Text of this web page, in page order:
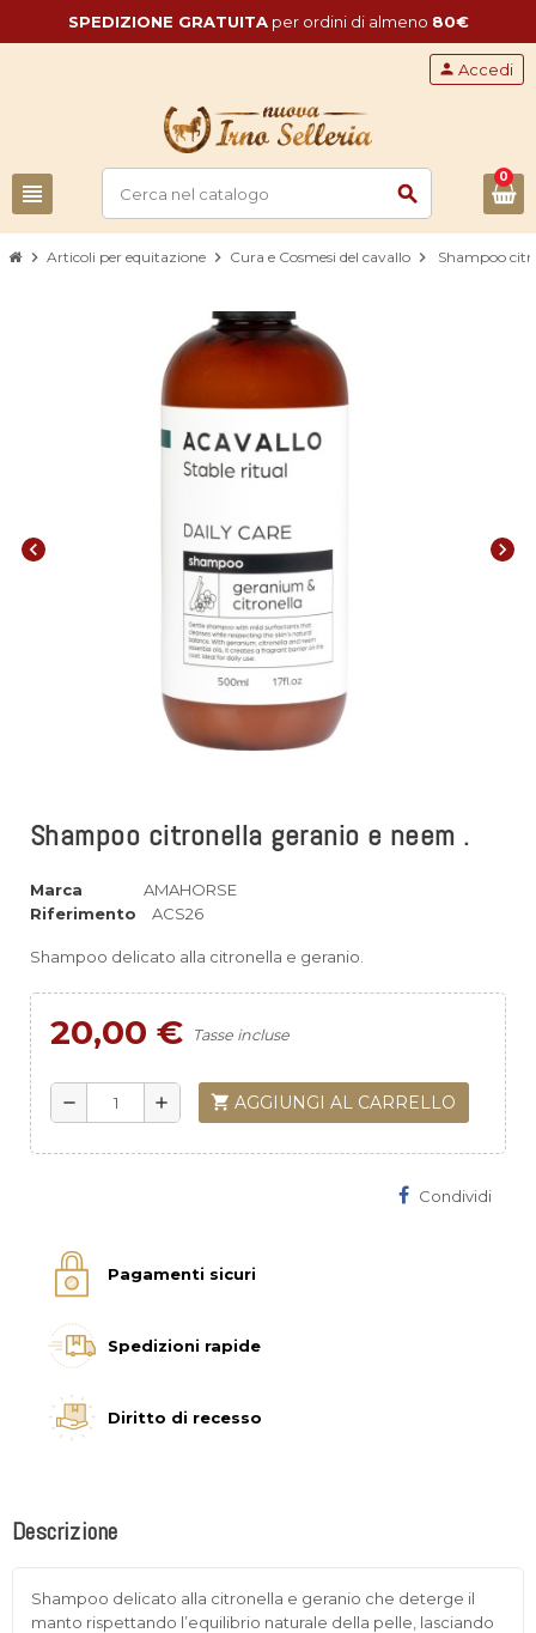
SPEDIZIONE GRATUITAper ordini di almeno 80€
view_headline search
person Accedi
0
chevron_right Articoli per equitazione chevron_right Cura e Cosmesi del cavallo chevron_right Shampoo
chevron_left chevron_right
Shampoo citronella geranio e neem .
Marca
AMAHORSE
Riferimento
ACS26
Shampoo delicato alla citronella e geranio.
20,00 € Tasse incluse
remove add shopping_cart AGGIUNGI AL CARRELLO
Condividi
Pagamenti sicuri
Spedizioni rapide
Diritto di recesso
Descrizione
Shampoo delicato alla citronella e geranio che deterge il
manto rispettando l’equilibrio naturale della pelle, lasciando